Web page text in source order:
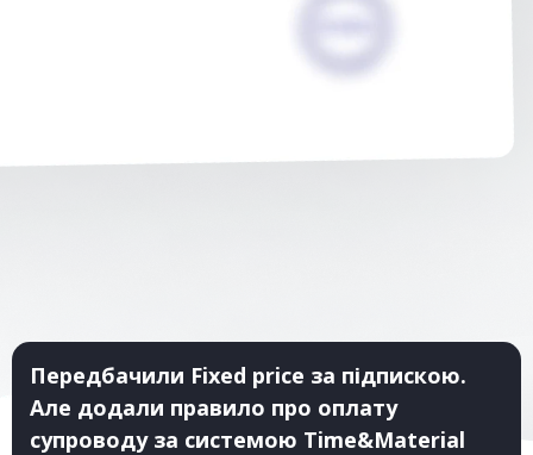
Передбачили Fixed price за підпискою.
Але додали правило про оплату
супроводу за системою Time&Material